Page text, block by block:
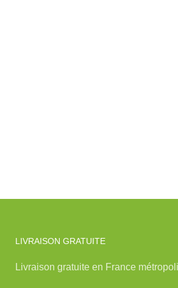
LIVRAISON GRATUITE
Livraison gratuite en France